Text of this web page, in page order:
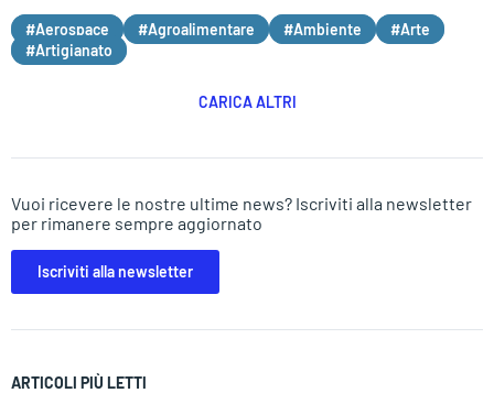
#Aerospace #Agroalimentare #Ambiente
#Arte
#Artigianato
CARICA ALTRI
Vuoi ricevere le nostre ultime news? Iscriviti alla newsletter
per rimanere sempre aggiornato
Iscriviti alla newsletter
ARTICOLI PIÙ LETTI